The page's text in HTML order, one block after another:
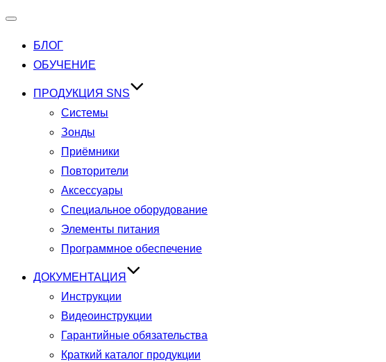
навигации
БЛОГ
ОБУЧЕНИЕ
ПРОДУКЦИЯ SNS
Системы
Зонды
Приёмники
Повторители
Аксессуары
Специальное оборудование
Элементы питания
Программное обеспечение
ДОКУМЕНТАЦИЯ
Инструкции
Видеоинструкции
Гарантийные обязательства
Краткий каталог продукции